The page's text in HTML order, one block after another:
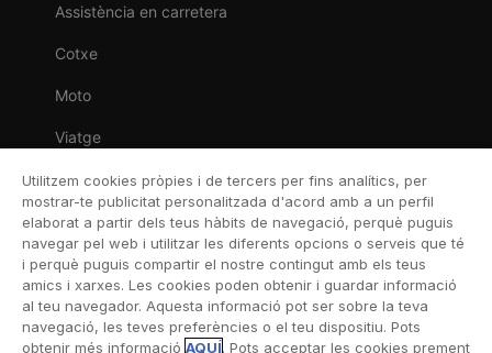
Assistència en carretera
Cotxe
Moto
Viatge
Llar
Vida
Decessos
Dental
Esportiva
Utilitzem cookies pròpies i de tercers per fins analítics, per
mostrar-te publicitat personalitzada d'acord amb a un perfil
elaborat a partir dels teus hàbits de navegació, perquè puguis
navegar pel web i utilitzar les diferents opcions o serveis que té
i perquè puguis compartir el nostre contingut amb els teus
amics i xarxes. Les cookies poden obtenir i guardar informació
al teu navegador. Aquesta informació pot ser sobre la teva
navegació, les teves preferències o el teu dispositiu. Pots
obtenir més informació AQUÍ. Pots acceptar les cookies prement